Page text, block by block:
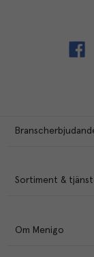
Sortiment &
Om Menigo